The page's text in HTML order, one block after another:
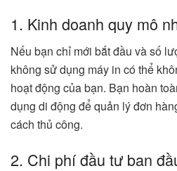
1. Kinh doanh quy mô
Nếu bạn chỉ mới bắt đầu và số
không sử dụng máy in có thể
hoạt động của bạn. Bạn hoàn
dụng di động để quản lý đơn
cách thủ công.
2. Chi phí đầu tư ban